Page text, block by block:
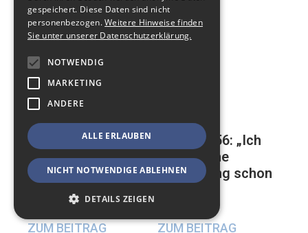
Auf der ewigen
Suche nach einer
glücklichen
Beziehung
23. Mai 2024
ZUM BEITRAG
Mathias, 56: „Ich
habe meine
Beerdigung schon
ZUM BEITRAG
gespeichert. Diese Daten sind nicht
personenbezogen.Weitere Hinweise finden
Sie unter unserer Datenschutzerklärung.
NOTWENDIG
MARKETING
ANDERE
ALLE ERLAUBEN
NICHT NOTWENDIGE ABLEHNEN
DETAILS ZEIGEN